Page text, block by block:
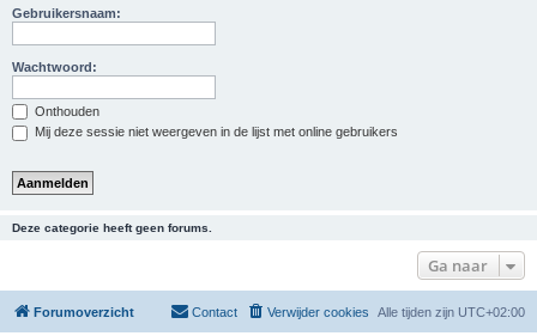
Gebruikersnaam:
Wachtwoord:
Onthouden
Mij deze sessie niet weergeven in de lijst met online gebruikers
Deze categorie heeft geen forums.
Ga naar
Forumoverzicht Alle tijden zijn UTC+02:00
Verwijder cookies
Contact